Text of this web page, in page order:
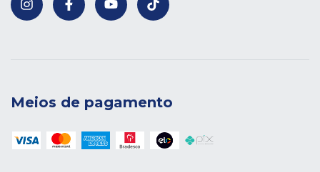
Meios de pagamento